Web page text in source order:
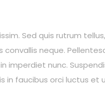
Sed quis rutrum
neque.
imperdiet nunc.
faucibus orci luctus et